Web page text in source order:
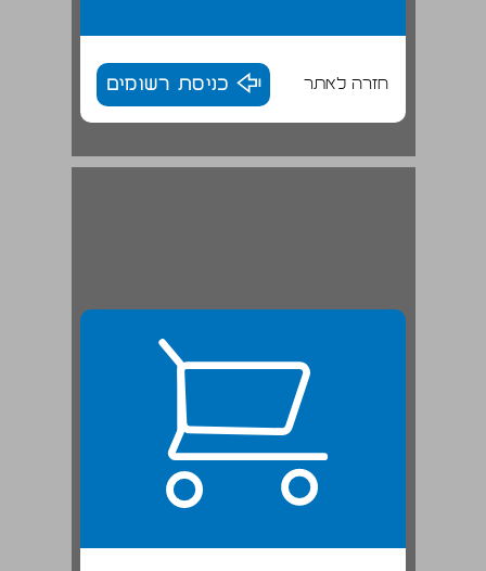
חזרה לאתר כניסת רשומים